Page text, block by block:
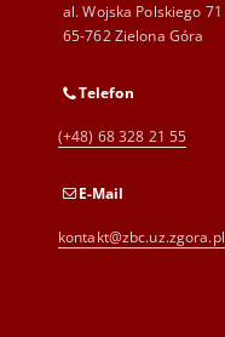
al. Wojska Polskiego 71
65-762 Zielona Góra
Telefon
(+48) 68 328 21 55
E-Mail
kontakt@zbc.uz.zgora.pl